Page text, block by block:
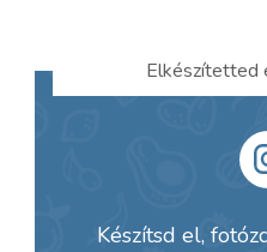
Elkészítetted
Készítsd el,